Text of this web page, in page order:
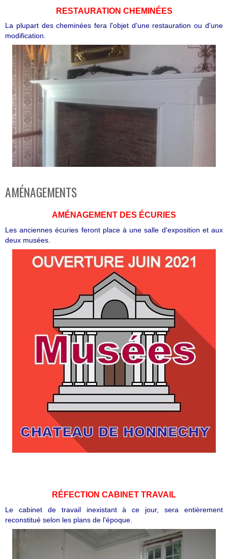
RESTAURATION CHEMINÉES
La plupart des cheminées fera l'objet d'une restauration ou d'une
modification.
AMÉNAGEMENTS
AMÉNAGEMENT DES ÉCURIES
Les anciennes écuries feront place à une salle d'exposition et aux
deux musées.
RÉFECTION CABINET TRAVAIL
Le cabinet de travail inexistant à ce jour, sera entièrement
reconstitué selon les plans de l'époque.